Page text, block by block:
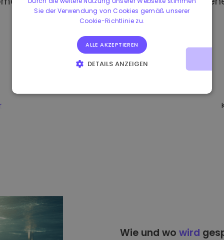
Wie und wo wird
Sie der Verwendung von Cookies gemäß unserer
Cookie-Richtlinie zu.
ALLE AKZEPTIEREN
DETAILS ANZEIGEN